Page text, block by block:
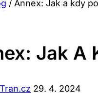
/ Annex: Jak a kdy
Jak A
29. 4. 2024